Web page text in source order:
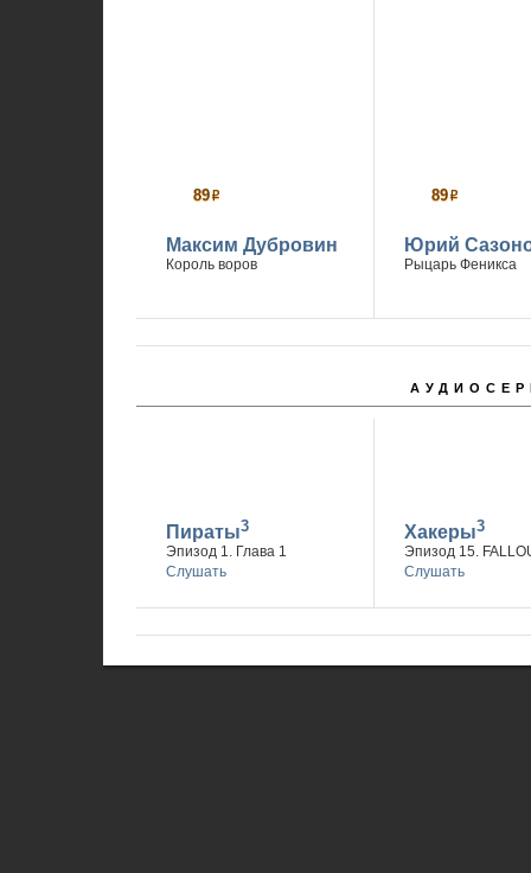
89р
Максим Дубровин
Король воров
89р
Юрий
Рыцарь Феникса
Пираты3
Эпизод 1. Глава 1
Слушать
Хакеры3
Эпизод 15.
Слушать